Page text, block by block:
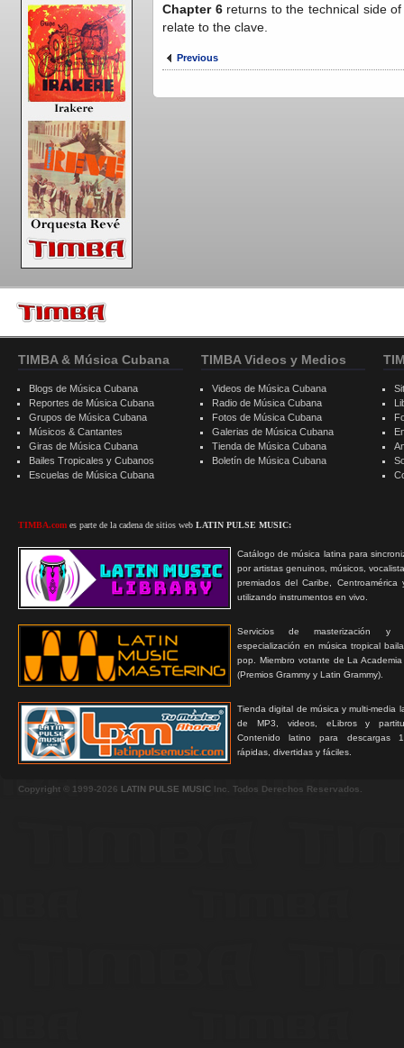
Chapter 6 returns to the technical side
relate to the clave.
Previous
TIMBA & Música Cubana
Blogs de Música Cubana
Reportes de Música Cubana
Grupos de Música Cubana
Músicos & Cantantes
Giras de Música Cubana
Bailes Tropicales y Cubanos
Escuelas de Música Cubana
TIMBA.com es parte de la cadena de sitios web LATIN PULSE MUSIC:
Catálogo de música latina para
por artistas genuinos, músicos,
premiados del Caribe, Centroamérica
utilizando instrumentos en vivo.
Servicios de masterización y
especialización en música tropical
pop. Miembro votante de La
(Premios Grammy y Latin Grammy).
Tienda digital de música y multi-media
de MP3, videos, eLibros y
Contenido latino para descargas
rápidas, divertidas y fáciles.
TIMBA Videos y Medios
Videos de Música Cubana
Radio de Música Cubana
Fotos de Música Cubana
Galerias de Música Cubana
Tienda de Música Cubana
Boletín de Música Cubana
Copyright © 1999-2026 LATIN PULSE MUSIC Inc. Todos Derechos Reservados.